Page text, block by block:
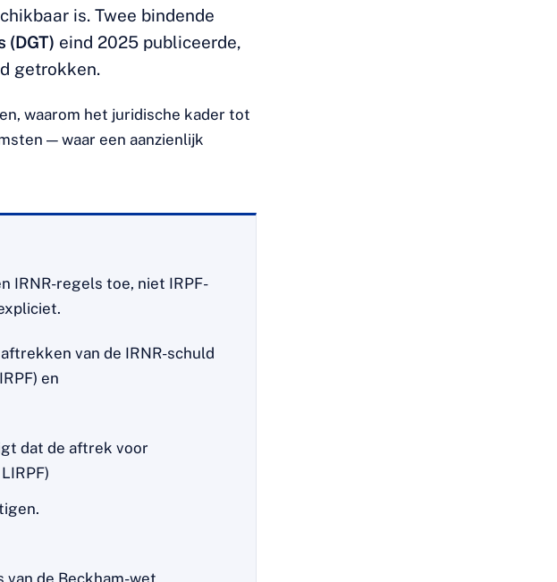
is. Twee bindende
(DGT) eind 2025 publiceerde,
getrokken.
waarom het juridische kader tot
— waar een aanzienlijk
IRNR-regels toe, niet IRPF-
van de IRNR-schuld
en
dat de aftrek voor
van de Beckham-wet